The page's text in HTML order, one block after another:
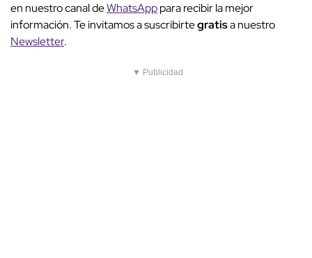
en nuestro canal deWhatsApppara recibir la mejor
información. Te invitamos a suscribirtegratisa nuestro
Newsletter.
▼ Publicidad